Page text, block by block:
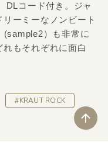
DLコード付き。ジャ
ーミーなノンビート
）も非常に
もそれぞれに面白
#KRAUT ROCK